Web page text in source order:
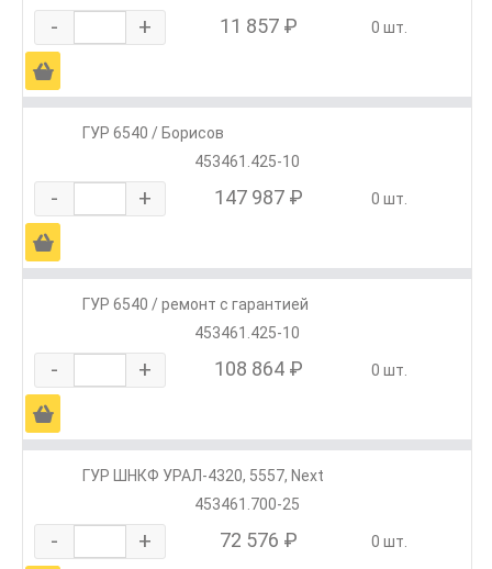
- + 11 857 ₽ 0 шт.
Ä
ГУР 6540 / Борисов
453461.425-10
- + 147 987 ₽ 0 шт.
Ä
ГУР 6540 / ремонт с гарантией
453461.425-10
- + 108 864 ₽ 0 шт.
Ä
ГУР ШНКФ УРАЛ-4320, 5557, Next
453461.700-25
- + 72 576 ₽ 0 шт.